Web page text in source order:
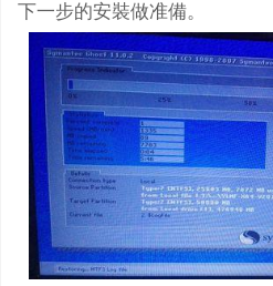
下一步的安裝做准備。